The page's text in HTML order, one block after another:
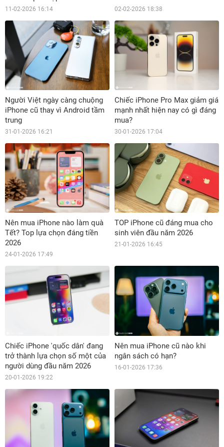
11-02-2026 16:14 02-02-2026 18:38
Người Việt ngày càng chuộng
iPhone cũ thay vì Android tầm
trung
31-01-2026 16:21
Chiếc iPhone Pro Max giảm giá
mạnh nhất hiện nay có gì đáng
mua?
30-01-2026 17:04
Nên mua iPhone nào làm quà
Tết? Top lựa chọn đáng tiền
2026
24-01-2026 17:49
TOP iPhone cũ đáng mua cho
sinh viên đầu năm 2026
21-01-2026 16:45
Chiếc iPhone 'quốc dân' đang
trở thành lựa chọn số một của
người dùng đầu năm 2026
20-01-2026 19:22
Nên mua iPhone cũ nào khi
ngân sách có hạn?
16-01-2026 17:36